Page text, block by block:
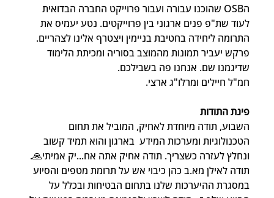
הOSB שהוכנו עבורה ועבור פרוייקט החברה הבדואית
לעוד שת"פ פנים ארגוני בין פרוייקטים. נטע יעמיס את
התרומה ליחידה בחטיבת בניימין ויצטרף אלינו לצהריים.
פרקש יעביר תמונות מהמוצב בסוריה ומכיתת הלימוד
שדיגמנו שם. אנחנו פה בשבילכם.
חמ"ל חיילים ומרלו"ג ארצי.
פינת התודות
השבוע, תודה מיוחדת לאחיק, המוביל את תחום
הטכנולוגיות ומערכות המידע  בארגון והוא תמיד קשוב
ונחלץ לעזרה כשצריך. תודה אחיק אתה אח...יק אמיתי🙏.
תודה לאילן מא.ב כהן כיבוי אש על תרומת מטפים והסיוע
במסגרת ההיערכות שלנו בתחום הבטיחות ובכלל על